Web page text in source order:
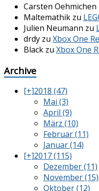
Carsten Oehmichen
Maltemathik zu
Julien Neumann zu
drdy zu Xbox One
Black zu Xbox One
Archive
[+]2018 (47)
Mai (3)
April (9)
März (10)
Februar (11)
Januar (14)
[+]2017 (115)
Dezember (11)
November (15)
Oktober (12)